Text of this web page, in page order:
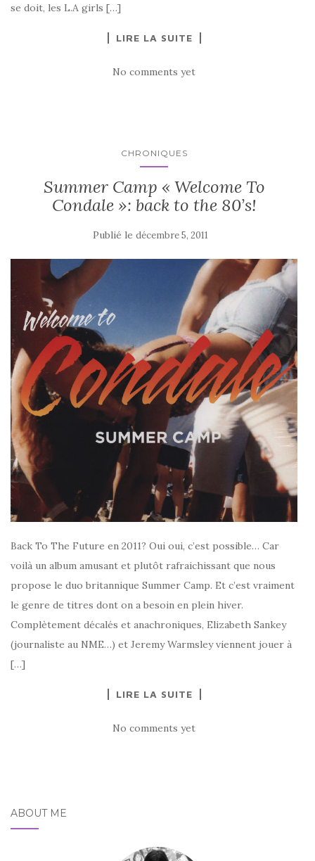
se doit, les L.A girls […]
LIRE LA SUITE
No comments yet
CHRONIQUES
Summer Camp « Welcome To
Condale »: back to the 80’s!
Publié le décembre 5, 2011
Back To The Future en 2011? Oui oui, c’est possible… Car
voilà un album amusant et plutôt rafraichissant que nous
propose le duo britannique Summer Camp. Et c’est vraiment
le genre de titres dont on a besoin en plein hiver.
Complètement décalés et anachroniques, Elizabeth Sankey
(journaliste au NME…) et Jeremy Warmsley viennent jouer à
[…]
LIRE LA SUITE
No comments yet
ABOUT ME